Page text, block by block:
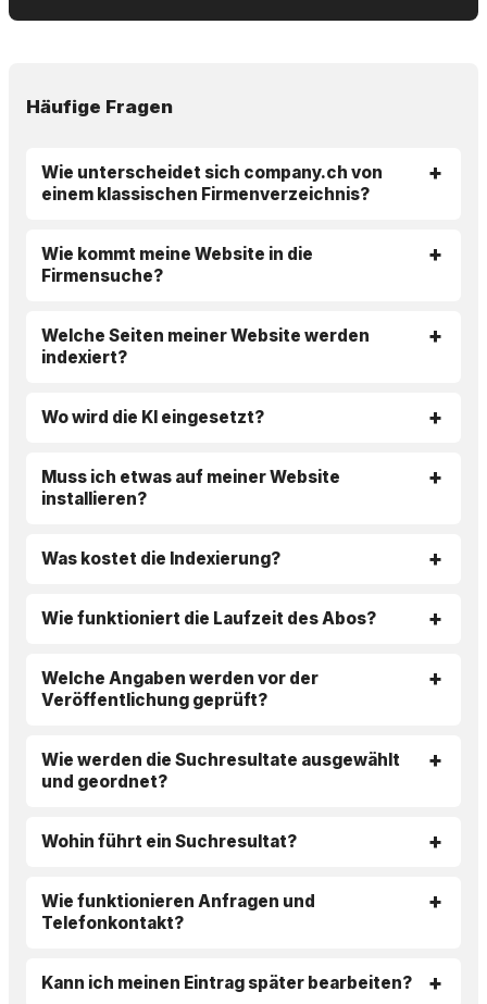
Häufige Fragen
Wie unterscheidet sich company.ch von
einem klassischen Firmenverzeichnis?
Wie kommt meine Website in die
Firmensuche?
Welche Seiten meiner Website werden
indexiert?
Wo wird die KI eingesetzt?
Muss ich etwas auf meiner Website
installieren?
Was kostet die Indexierung?
Wie funktioniert die Laufzeit des Abos?
Welche Angaben werden vor der
Veröffentlichung geprüft?
Wie werden die Suchresultate ausgewählt
und geordnet?
Wohin führt ein Suchresultat?
Wie funktionieren Anfragen und
Telefonkontakt?
Kann ich meinen Eintrag später bearbeiten?